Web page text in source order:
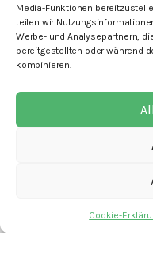
Media-Funktionen
teilen wir
Werbe- und Analysepartnern,
bereitgestellten oder während
kombinieren.
Cookie-